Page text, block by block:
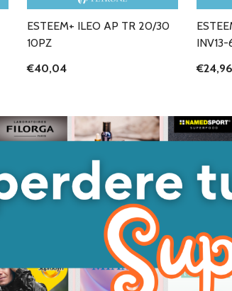
ESTEEM+ ILEO AP TR 20/30
10PZ
€40,04
INV13-
€24,96